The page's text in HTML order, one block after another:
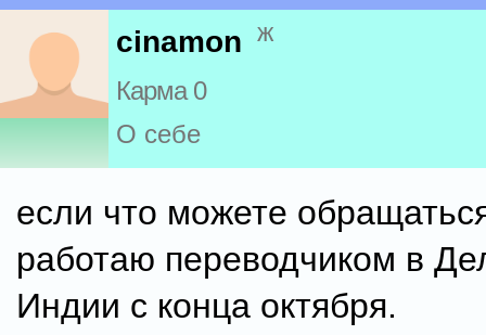
cinamon ж
Карма 0
О себе
если что можете
работаю переводчиком в
Индии с конца октября.